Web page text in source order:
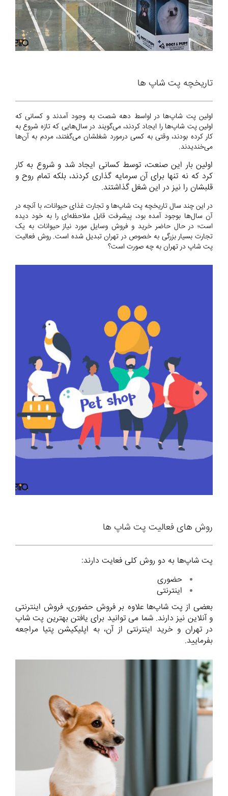
تاریخچه پت شاپ ها
اولین پت شاپ‌ها در اواسط دهه شصت به وجود آمدند و کسانی که
اولین پت شاپ‌ها را ایجاد کردند، می‌گویند در سال‌هایی که تازه شروع به
کار کرده بودند، وقتی به کسی درمورد شغلشان می‌گفتند، مردم به آن‌ها
می‌خندیدند.
اولین بار این صنعت، توسط کسانی ایجاد شد و شروع به کار
کرد که نه تنها برای آن سرمایه گذاری کردند، بلکه تمام روح و
قلبشان را نیز در این شغل گذاشتند.
در این چند سال تاریخچه پت شاپ‌ها و تجارت غذای حیوانات، با آنچه در
آن سال‌ها بوجود آمده بود، پیشرفت قابل ملاحظه‌ای را به خود دیده
است؛ در حال حاضر خرید و فروش وسایل مورد نیاز حیوانات به یک
تجارت بسیار بزرگی به خصوص در تهران تبدیل شده است. روش فعالیت
پت شاپ در تهران به چه صورت است؟
روش های فعالیت پت شاپ ها
پت شاپ‌ها به دو روش کلی فعایت دارند:
حضوری
اینترنتی
بعضی از پت شاپ‌ها علاوه بر فروش حضوری، فروش اینترنتی
و آنلاین نیز دارند. شما می توانید برای یافتن بهترین پت شاپ
در تهران و خرید اینترنتی از آن، به اپلیکیشن پتیا مراجعه
بفرمایید.